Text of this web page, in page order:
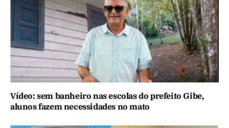
Vídeo: sem banheiro nas escolas do prefeito Gibe,
alunos fazem necessidades no mato